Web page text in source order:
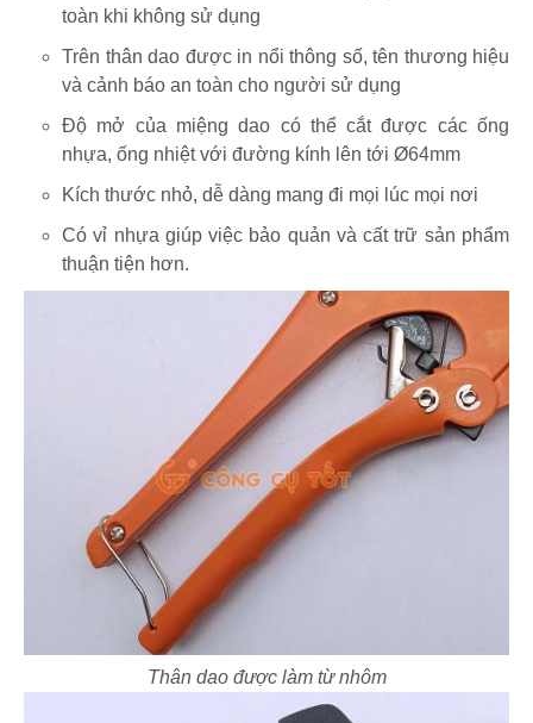
toàn khi không sử dụng
Trên thân dao được in nổi thông số, tên thương hiệu
và cảnh báo an toàn cho người sử dụng
Độ mở của miệng dao có thể cắt được các ống
nhựa, ống nhiệt với đường kính lên tới Ø64mm
Kích thước nhỏ, dễ dàng mang đi mọi lúc mọi nơi
Có vỉ nhựa giúp việc bảo quản và cất trữ sản phẩm
thuận tiện hơn.
Thân dao được làm từ nhôm